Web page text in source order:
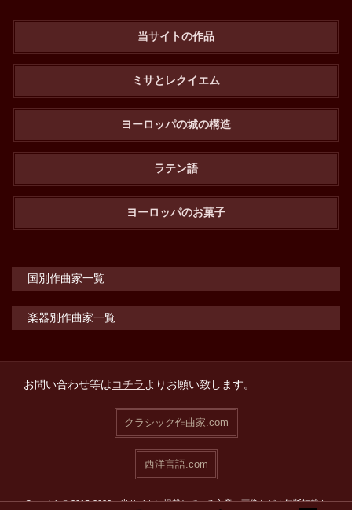
当サイトの作品
ミサとレクイエム
ヨーロッパの城の構造
ラテン語
ヨーロッパのお菓子
国別作曲家一覧
楽器別作曲家一覧
お問い合わせ等はコチラよりお願い致します。
クラシック作曲家.com
西洋言語.com
Copyright© 2015-2026 当サイトに掲載している文章・画像などの無断転載を